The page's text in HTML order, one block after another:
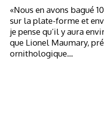
«Nous en avons bagué
sur la plate-forme et
je pense qu’il y aura
que Lionel Maumary,
ornithologique…